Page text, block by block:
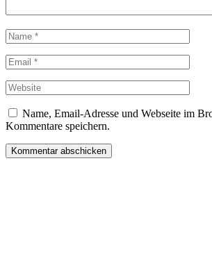
Name, Email-Adresse und Webseite im
Kommentare speichern.